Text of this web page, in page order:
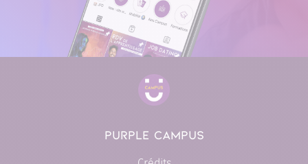
PURPLE CAMPUS